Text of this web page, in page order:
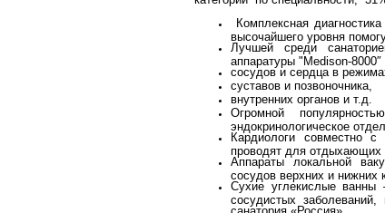
Комплексная
высочайшего уровня
Лучшей среди
аппаратуры "Medison-
сосудов и сердца в
суставов и позвоночника,
внутренних органов и т.д.
Огромной
эндокринологическое
Кардиологи совместно с
проводят для отдыхающих
Аппараты локальной
сосудов верхних и нижних
Сухие углекислые
сосудистых
санатория «Россия».